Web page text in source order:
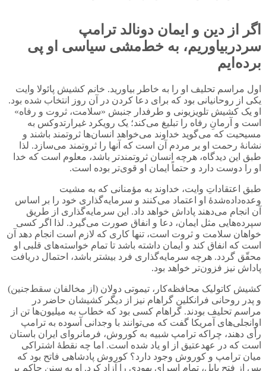
اگر از دین و ایمان دونالد ترامپ
سردربیاوریم، به خط‌مشی سیاسی او پی
برده‌ایم
اول مراسم تحلیف او را به خاطر بیاورید. خانم کشیش پائولا وایت
یکی از روحانیانی بود که برای دعا کردن در آن روز انتخاب شده بود.
او یک کشیش تلویزیونی و طرفدار جنبش «سلامت، ثروت و رفاه»
است و آرمانِ رفاه را تبلیغ می‌کند؛ یک رویکرد غیرارتدوکس به
مسیحیت که می‌گوید خداوند می‌خواهد انسان‌ها ثروتمند باشند و
نشانۀ رحمت او بر مردم آن است که آنها را ثروتمند می‌سازد. لذا
طبق این دیدگاه، هرچه انسان ثروتمندتر باشد، معلوم است که خدا
او را دوست دارد و حتماً ایمان او قوی‌تر بوده است.
طبق اعتقاداتِ وایت، خداوند به مؤمنانی که به مشیت
وعده‌داده‌شدۀ او اعتماد می‌کنند و سرمایه‌گذاری خود را بر اساس
آن انجام می‌دهند پاداش خواهد داد. این سرمایه‌گذاری از طریق
سپرده‌هایی مثل ایمان، دعا و انفاق صورت می‌گیرد. لذا اگر کسی
خواهان سلامت و ثروت است، تنها کاری که لازم است انجام دهد آن
است که انفاق کند و ایمان داشته باشد تا تمام خواسته‌های قلبی او
محقّق گردد. هرچه سرمایه‌گذاری فرد بیشتر باشد، احتمال دریافت
پاداش نیز فزون‌تر خواهد بود.
کشیش کاتولیک محافظه‌کار، تیموتی دولان (از مخالفان سقط‌جنین)
و پدر روحانی فرانکلین گراهام نیز از دیگر کشیشان حاضر در
مراسم تحلیف بودند. گراهام کسی بود که خطاب به میلیون‌ها تن از
اوانجلی‌های آمریکا گفت که می‌توانند با وجدانی آسوده به ترامپ
رأی دهند، چراکه ترامپ شبیه به کوروش، فرمانروای ایران باستان
است که در عهدعتیق از او یاد شده است. اما چه نقطۀ اشتراکی
میان ترامپ و کوروش وجود دارد؟ کوروش پادشاهی فاتح بود که
پس از فتح بابل، تمام اسرای یهودی را آزاد کرد. او به سنن حاکم بر